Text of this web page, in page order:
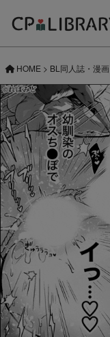
HOME > BL同人誌・漫画